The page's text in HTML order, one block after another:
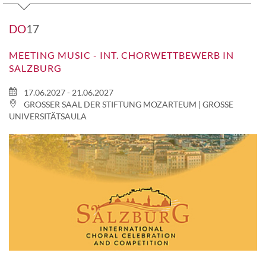
DO17
MEETING MUSIC - INT. CHORWETTBEWERB IN
SALZBURG
17.06.2027 - 21.06.2027
GROSSER SAAL DER STIFTUNG MOZARTEUM | GROSSE UN
IVERSITÄTSAULA